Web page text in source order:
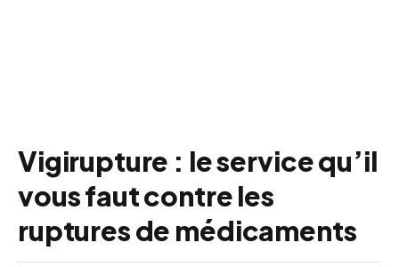
Vigirupture : le service qu’il
vous faut contre les
ruptures de médicaments